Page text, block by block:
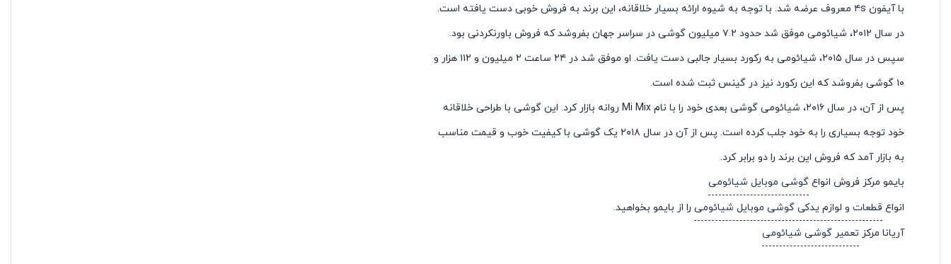
با آیفون ۴s معروف عرضه شد. با توجه به شیوه ارائه بسیار خلاقانه، این برند به فروش خوبی دست یافته است.
در سال ۲۰۱۲، شیائومی موفق شد حدود ۷.۲ میلیون گوشی در سراسر جهان بفروشد که فروش باورنکردنی بود.
سپس در سال ۲۰۱۵، شیائومی به رکورد بسیار جالبی دست یافت. او موفق شد در ۲۴ ساعت ۲ میلیون و ۱۱۲ هزار و
۱۰ گوشی بفروشد که این رکورد نیز در گینس ثبت شده است.
پس از آن، در سال ۲۰۱۶، شیائومی گوشی بعدی خود را با نام Mi Mix روانه بازار کرد. این گوشی با طراحی خلاقانه
خود توجه بسیاری را به خود جلب کرده است. پس از آن در سال ۲۰۱۸ یک گوشی با کیفیت خوب و قیمت مناسب
به بازار آمد که فروش این برند را دو برابر کرد.
بایمو مرکز فروش انواع گوشی موبایل شیائومی
انواع قطعات و لوازم یدکی گوشی موبایل شیائومی را از بایمو بخواهید.
آریانا مرکز تعمیر گوشی شیائومی